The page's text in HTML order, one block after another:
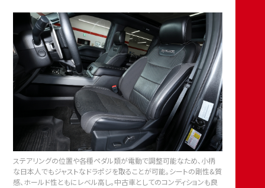
ステアリングの位置や各種ペダル類が電動で調整可能なため、小柄
な日本人でもジャストなドラポジを取ることが可能。シートの剛性&質
感、ホールド性ともにレベル高し。中古車としてのコンディションも良